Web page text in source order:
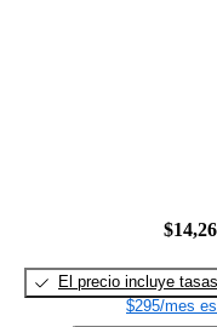
El precio incluye tasas
$295/mes